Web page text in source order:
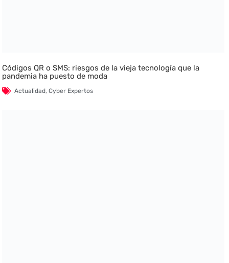
Códigos QR o SMS: riesgos de la vieja tecnología que la
pandemia ha puesto de moda
Actualidad,Cyber Expertos